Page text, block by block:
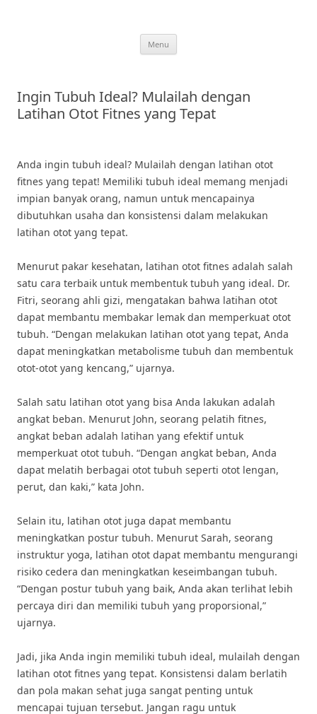
Menu
Ingin Tubuh Ideal? Mulailah dengan
Latihan Otot Fitnes yang Tepat
Anda ingin tubuh ideal? Mulailah dengan latihan otot
fitnes yang tepat! Memiliki tubuh ideal memang menjadi
impian banyak orang, namun untuk mencapainya
dibutuhkan usaha dan konsistensi dalam melakukan
latihan otot yang tepat.
Menurut pakar kesehatan, latihan otot fitnes adalah salah
satu cara terbaik untuk membentuk tubuh yang ideal. Dr.
Fitri, seorang ahli gizi, mengatakan bahwa latihan otot
dapat membantu membakar lemak dan memperkuat otot
tubuh. “Dengan melakukan latihan otot yang tepat, Anda
dapat meningkatkan metabolisme tubuh dan membentuk
otot-otot yang kencang,” ujarnya.
Salah satu latihan otot yang bisa Anda lakukan adalah
angkat beban. Menurut John, seorang pelatih fitnes,
angkat beban adalah latihan yang efektif untuk
memperkuat otot tubuh. “Dengan angkat beban, Anda
dapat melatih berbagai otot tubuh seperti otot lengan,
perut, dan kaki,” kata John.
Selain itu, latihan otot juga dapat membantu
meningkatkan postur tubuh. Menurut Sarah, seorang
instruktur yoga, latihan otot dapat membantu mengurangi
risiko cedera dan meningkatkan keseimbangan tubuh.
“Dengan postur tubuh yang baik, Anda akan terlihat lebih
percaya diri dan memiliki tubuh yang proporsional,”
ujarnya.
Jadi, jika Anda ingin memiliki tubuh ideal, mulailah dengan
latihan otot fitnes yang tepat. Konsistensi dalam berlatih
dan pola makan sehat juga sangat penting untuk
mencapai tujuan tersebut. Jangan ragu untuk